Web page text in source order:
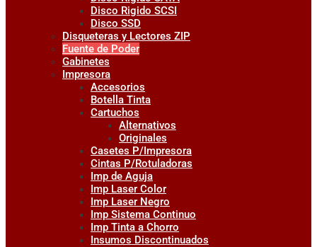
Disco Rigido SCSI
Disco SSD
Disqueteras y Lectores ZIP
Fuente de Poder
Gabinetes
Impresora
Accesorios
Botella Tinta
Cartuchos
Alternativos
Originales
Casetes P/Impresora
Cintas P/Rotuladoras
Imp de Aguja
Imp Laser Color
Imp Laser Negro
Imp Sistema Continuo
Imp Tinta a Chorro
Insumos Discontinuados